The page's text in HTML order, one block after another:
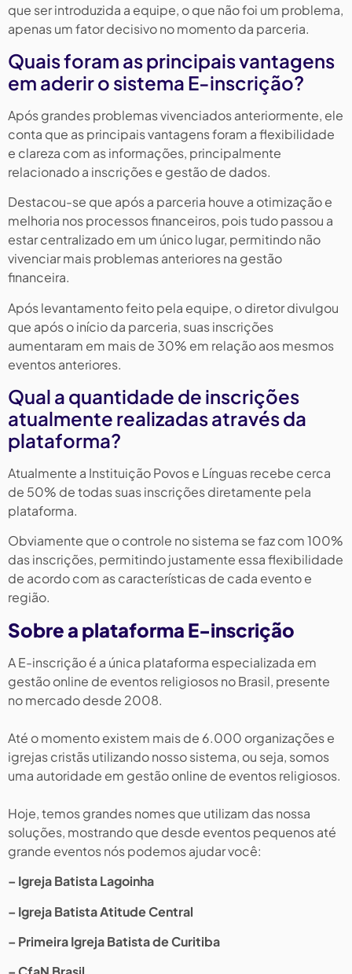
que ser introduzida a equipe, o que não foi um problema,
apenas um fator decisivo no momento da parceria.
Quais foram as principais vantagens
em aderir o sistema E-inscrição?
Após grandes problemas vivenciados anteriormente, ele
conta que as principais vantagens foram a flexibilidade
e clareza com as informações, principalmente
relacionado a inscrições e gestão de dados.
Destacou-se que após a parceria houve a otimização e
melhoria nos processos financeiros, pois tudo passou a
estar centralizado em um único lugar, permitindo não
vivenciar mais problemas anteriores na gestão
financeira.
Após levantamento feito pela equipe, o diretor divulgou
que após o início da parceria, suas inscrições
aumentaram em mais de 30% em relação aos mesmos
eventos anteriores.
Qual a quantidade de inscrições
atualmente realizadas através da
plataforma?
Atualmente a Instituição Povos e Línguas recebe cerca
de 50% de todas suas inscrições diretamente pela
plataforma.
Obviamente que o controle no sistema se faz com 100%
das inscrições, permitindo justamente essa flexibilidade
de acordo com as características de cada evento e
região.
Sobre a plataforma E-inscrição
A E-inscrição é a única plataforma especializada em
gestão online de eventos religiosos no Brasil, presente
no mercado desde 2008.
Até o momento existem mais de 6.000 organizações e
igrejas cristãs utilizando nosso sistema, ou seja, somos
uma autoridade em gestão online de eventos religiosos.
Hoje, temos grandes nomes que utilizam das nossa
soluções, mostrando que desde eventos pequenos até
grande eventos nós podemos ajudar você:
– Igreja Batista Lagoinha
– Igreja Batista Atitude Central
– Primeira Igreja Batista de Curitiba